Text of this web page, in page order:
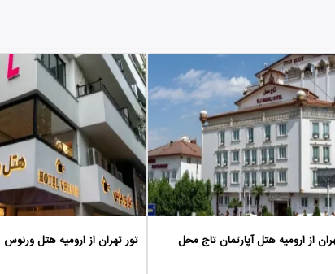
از ارومیه هتل آپارتمان تاج محل تور تهران از ارومیه هتل ورنوس